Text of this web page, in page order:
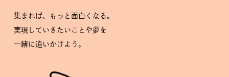
集まれば、もっと面白くなる。
実現していきたいことや夢を
一緒に追いかけよう。